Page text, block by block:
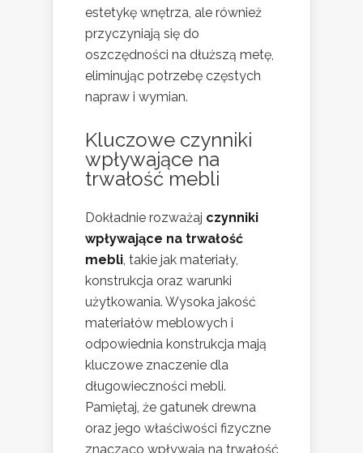
estetykę wnętrza, ale również
przyczyniają się do
oszczędności na dłuższą metę,
eliminując potrzebę częstych
napraw i wymian.
Kluczowe czynniki
wpływające na
trwałość mebli
Dokładnie rozważaj czynniki
wpływające na trwałość
mebli, takie jak materiały,
konstrukcja oraz warunki
użytkowania. Wysoka jakość
materiałów meblowych i
odpowiednia konstrukcja mają
kluczowe znaczenie dla
długowieczności mebli.
Pamiętaj, że gatunek drewna
oraz jego właściwości fizyczne
znacząco wpływają na trwałość